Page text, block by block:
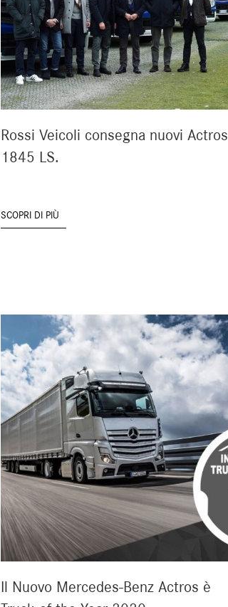
Rossi Veicoli consegna nuovi Actros
1845 LS.
SCOPRI DI PIÙ
Il Nuovo Mercedes-Benz Actros è